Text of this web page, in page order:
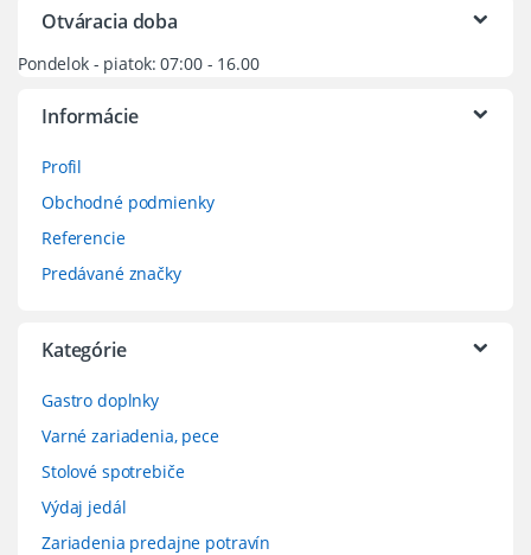
Otváracia doba
Pondelok - piatok: 07:00 - 16.00
Informácie
Profil
Obchodné podmienky
Referencie
Predávané značky
Kategórie
Gastro doplnky
Varné zariadenia, pece
Stolové spotrebiče
Výdaj jedál
Zariadenia predajne potravín